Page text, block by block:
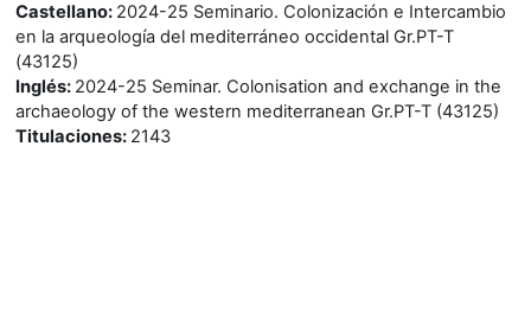
Castellano: 2024-25 Seminario. Colonización e Intercambio
en la arqueología del mediterráneo occidental Gr.PT-T
(43125)
Inglés: 2024-25 Seminar. Colonisation and exchange in the
archaeology of the western mediterranean Gr.PT-T (43125)
Titulaciones: 2143